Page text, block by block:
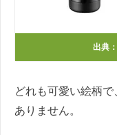
出典
どれも可愛い絵柄
ありません。